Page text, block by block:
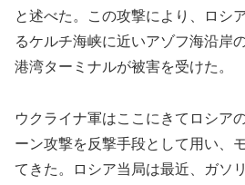
と述べた。この攻撃により、ロシ
るケルチ海峡に近いアゾフ海沿岸
港湾ターミナルが被害を受けた。
ウクライナ軍はここにきてロシア
ーン攻撃を反撃手段として用い、
てきた。ロシア当局は最近、ガソ